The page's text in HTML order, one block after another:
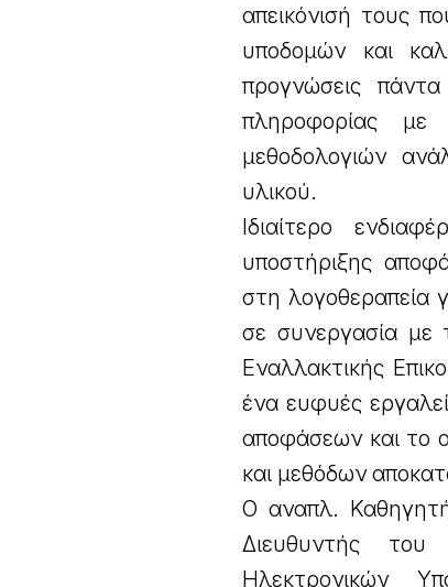
απεικόνισή τους
υποδομών και
προγνώσεις
πληροφορίας με
μεθοδολογιών
υλικού.
Ιδιαίτερο
υποστήριξης
στη λογοθεραπεία
σε συνεργασία με
Εναλλακτικής
ένα ευφυές
αποφάσεων και το
και μεθόδων
Ο αναπλ.
Διευθυντής του
Ηλεκτρονικών